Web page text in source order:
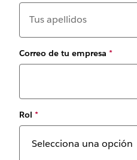
Correo de tu empresa *
Rol *